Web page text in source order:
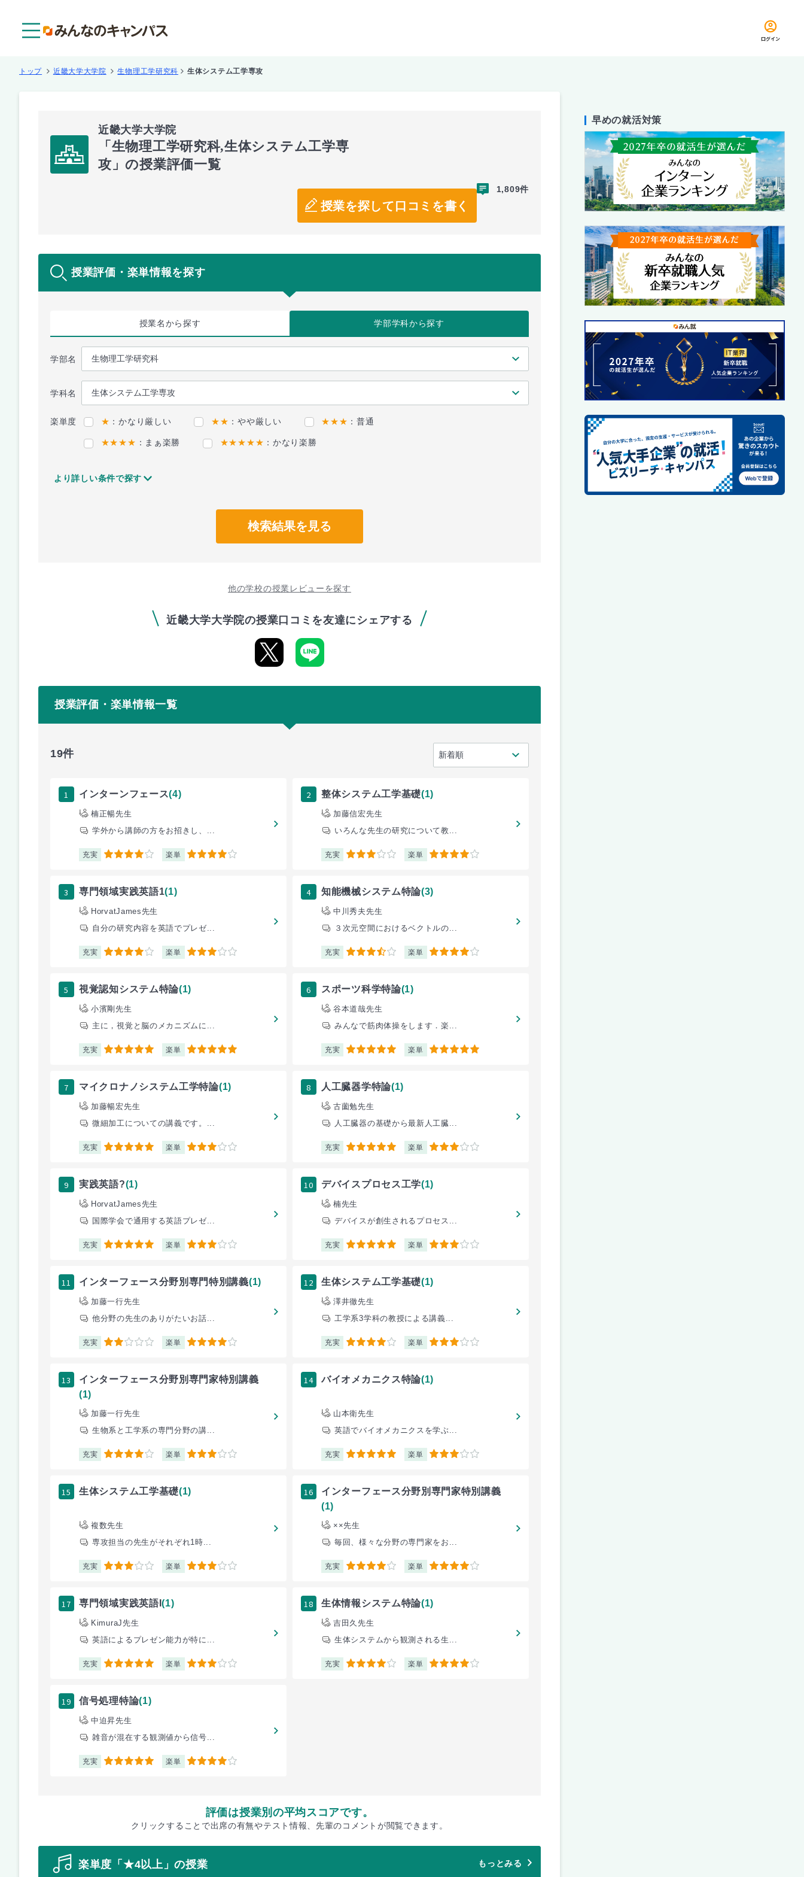
ログイン
トップ 近畿大学大学院 生物理工学研究科 生体システム工学専攻
近畿大学大学院
「生物理工学研究科,生体システム工学専
攻」の授業評価一覧
授業を探して口コミを書く
1,809件
授業評価・楽単情報を探す
授業名から探す 学部学科から探す
学部名
学科名
楽単度 ★ ：かなり厳しい ★★ ：やや厳しい ★★★ ：普通
★★★★ ：まぁ楽勝 ★★★★★ ：かなり楽勝
より詳しい条件で探す
検索結果を見る
他の学校の授業レビューを探す
近畿大学大学院の授業口コミを友達にシェアする
授業評価・楽単情報一覧
19件
1 インターンフェース(4)
楠正暢先生
学外から講師の方をお招きし、...
充実 4 楽単 4
2 整体システム工学基礎(1)
加藤信宏先生
いろんな先生の研究について教...
充実 3 楽単 4
3 専門領域実践英語1(1)
HorvatJames先生
自分の研究内容を英語でプレゼ...
充実 4 楽単 3
4 知能機械システム特論(3)
中川秀夫先生
３次元空間におけるベクトルの...
充実 3.5 楽単 4
5 視覚認知システム特論(1)
小濱剛先生
主に，視覚と脳のメカニズムに...
充実 5 楽単 5
6 スポーツ科学特論(1)
谷本道哉先生
みんなで筋肉体操をします．楽...
充実 5 楽単 5
7 マイクロナノシステム工学特論(1)
加藤暢宏先生
微細加工についての講義です。...
充実 5 楽単 3
8 人工臓器学特論(1)
古薗勉先生
人工臓器の基礎から最新人工臓...
充実 5 楽単 3
9 実践英語?(1)
HorvatJames先生
国際学会で通用する英語プレゼ...
充実 5 楽単 3
10 デバイスプロセス工学(1)
楠先生
デバイスが創生されるプロセス...
充実 5 楽単 3
11 インターフェース分野別専門特別講義(1)
加藤一行先生
他分野の先生のありがたいお話...
充実 2 楽単 4
12 生体システム工学基礎(1)
澤井徹先生
工学系3学科の教授による講義...
充実 4 楽単 3
13
インターフェース分野別専門家特別講義
(1)
加藤一行先生
生物系と工学系の専門分野の講...
充実 4 楽単 3
14 バイオメカニクス特論(1)
山本衛先生
英語でバイオメカニクスを学ぶ...
充実 5 楽単 3
15 生体システム工学基礎(1)
複数先生
専攻担当の先生がそれぞれ1時...
充実 3 楽単 3
16
インターフェース分野別専門家特別講義
(1)
××先生
毎回、様々な分野の専門家をお...
充実 4 楽単 4
17 専門領域実践英語I(1)
KimuraJ先生
英語によるプレゼン能力が特に...
充実 5 楽単 3
18 生体情報システム特論(1)
吉田久先生
生体システムから観測される生...
充実 4 楽単 4
19 信号処理特論(1)
中迫昇先生
雑音が混在する観測値から信号...
充実 5 楽単 4
評価は授業別の平均スコアです。
クリックすることで出席の有無やテスト情報、先輩のコメントが閲覧できます。
楽単度「★4以上」の授業 もっとみる
早めの就活対策